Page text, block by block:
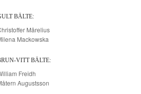
BÄLTE:
Mårelius
Mackowska
VITT BÄLTE:
Freidh
Augustsson